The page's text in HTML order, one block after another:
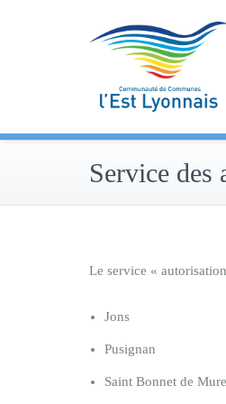
Service des
Le service «
Jons
Pusignan
Saint Bonnet de Mure